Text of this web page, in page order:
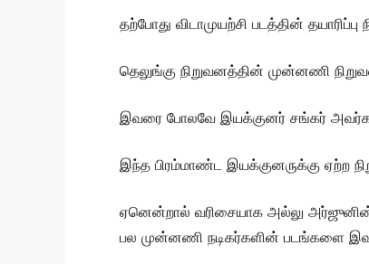
தற்போது விடாமுயற்சி படத்தின்
தெலுங்கு நிறுவனத்தின் முன்னணி
இவரை போலவே இயக்குனர் சங்கர்
இந்த பிரம்மாண்ட இயக்குனருக்கு ஏற்ற
ஏனென்றால் வரிசையாக அல்லு அர்ஜுனின்
பல முன்னணி நடிகர்களின் படங்களை